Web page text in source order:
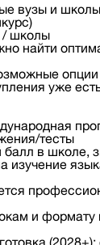
вузы и
/ школы
найти
опции
уже
тесты
в школе,
изучение
и формату